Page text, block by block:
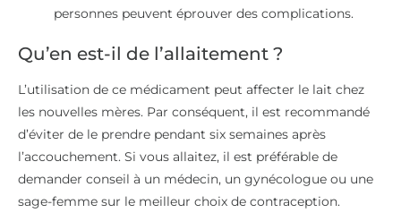
personnes peuvent éprouver des complications.
Qu’en est-il de l’allaitement ?
L’utilisation de ce médicament peut affecter le lait chez
les nouvelles mères. Par conséquent, il est recommandé
d’éviter de le prendre pendant six semaines après
l’accouchement. Si vous allaitez, il est préférable de
demander conseil à un médecin, un gynécologue ou une
sage-femme sur le meilleur choix de contraception.